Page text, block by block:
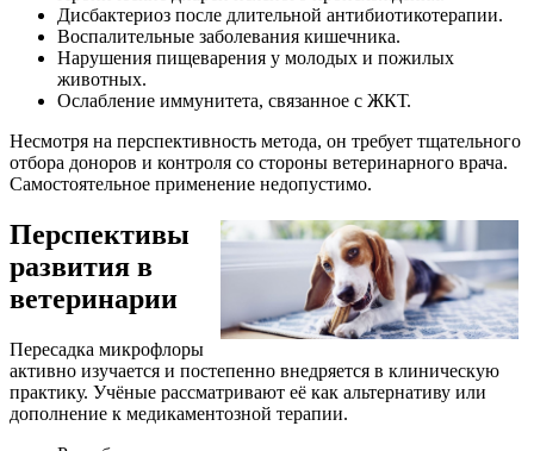
Дисбактериоз после длительной антибиотикотерапии.
Воспалительные заболевания кишечника.
Нарушения пищеварения у молодых и пожилых
животных.
Ослабление иммунитета, связанное с ЖКТ.
Несмотря на перспективность метода, он требует тщательного
отбора доноров и контроля со стороны ветеринарного врача.
Самостоятельное применение недопустимо.
Перспективы
развития в
ветеринарии
Пересадка микрофлоры
активно изучается и постепенно внедряется в клиническую
практику. Учёные рассматривают её как альтернативу или
дополнение к медикаментозной терапии.